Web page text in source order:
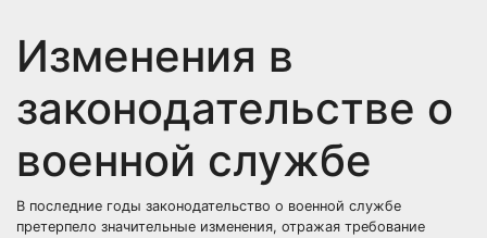
Изменения в
законодательстве о
военной службе
В последние годы законодательство о военной службе
претерпело значительные изменения, отражая требование